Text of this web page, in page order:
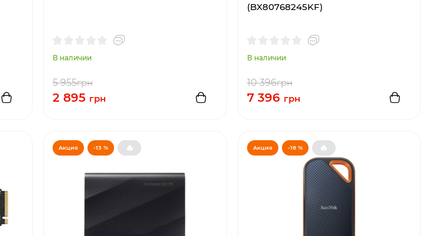
В наличии
5 955грн
2 895 грн
(BX80768245KF)
В наличии
10 396грн
7 396 грн
Акция -13 % 🔥 Акция -18 % 🔥